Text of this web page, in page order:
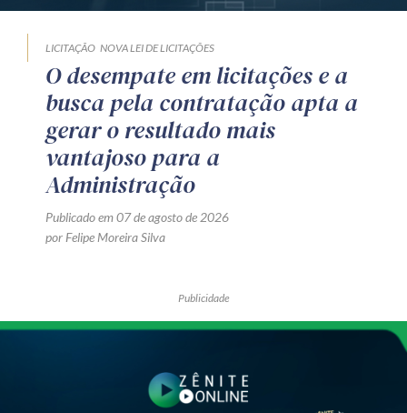
LICITAÇÃO NOVA LEI DE LICITAÇÕES
O desempate em licitações e a
busca pela contratação apta a
gerar o resultado mais
vantajoso para a
Administração
Publicado em 07 de agosto de 2026
por Felipe Moreira Silva
Publicidade